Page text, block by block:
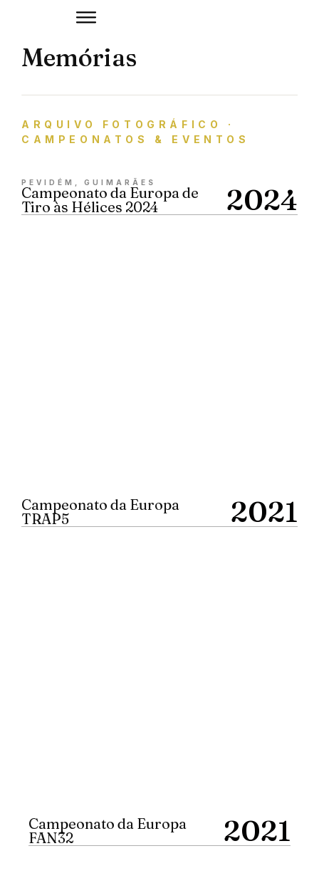
Memórias
ARQUIVO FOTOGRÁFICO ·
CAMPEONATOS & EVENTOS
PEVIDÉM, GUIMARÃES
Campeonato da Europa de
Tiro às Hélices 2024
2024
Campeonato da Europa
TRAP5
2021
Campeonato da Europa
FAN32
2021